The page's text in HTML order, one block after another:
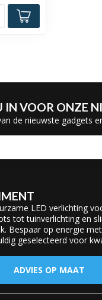
LED verlichting
tot tuinverlichting en
Bespaar op energie
geselecteerd voor
ADVIES OP MAAT
IN VOOR ONZE
de nieuwste gadgets